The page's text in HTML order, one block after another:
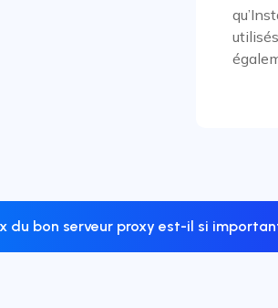
du bon serveur proxy est-il si